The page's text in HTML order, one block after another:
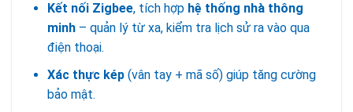
Kết nối Zigbee, tích hợp hệ thống nhà thông
minh– quản lý từ xa, kiểm tra lịch sử ra vào qua
điện thoại.
Xác thực kép(vân tay + mã số) giúp tăng cường
bảo mật.